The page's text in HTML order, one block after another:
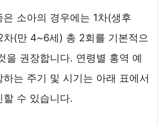
소아의 경우에는 1차(생후
차(만 4~6세) 총 2회를 기본적으
을 권장합니다. 연령별 홍역 예
하는 주기 및 시기는 아래 표에서
할 수 있습니다.